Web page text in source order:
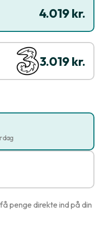
4.019 kr.
3.019 kr.
penge direkte ind på din